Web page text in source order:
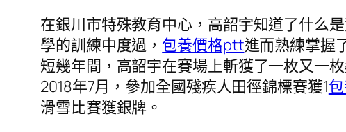
在銀川市特殊教育中心，高韶宇知道了什么
學的訓練中度過， 包養價格ptt進而熟練掌握
短幾年間，高韶宇在賽場上斬獲了一枚又一枚
2018年7月，參加全國殘疾人田徑錦標賽獲1
滑雪比賽獲銀牌。